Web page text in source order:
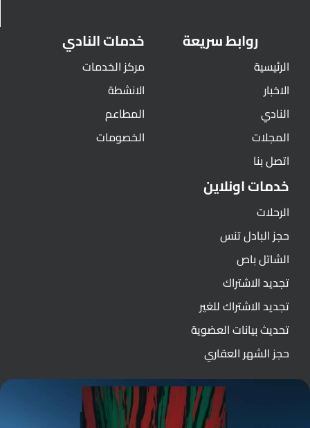
روابط سريعة
الرئيسية
الاخبار
النادي
المجلات
اتصل بنا
خدمات النادي
مركز الخدمات
الانشطة
المطاعم
الخصومات
خدمات اونلاين
الرحلات
حجز البادل تنس
الشاتل باص
تجديد الاشتراك
تجديد الاشتراك للغير
تحديث بيانات العضوية
حجز الشهر العقاري